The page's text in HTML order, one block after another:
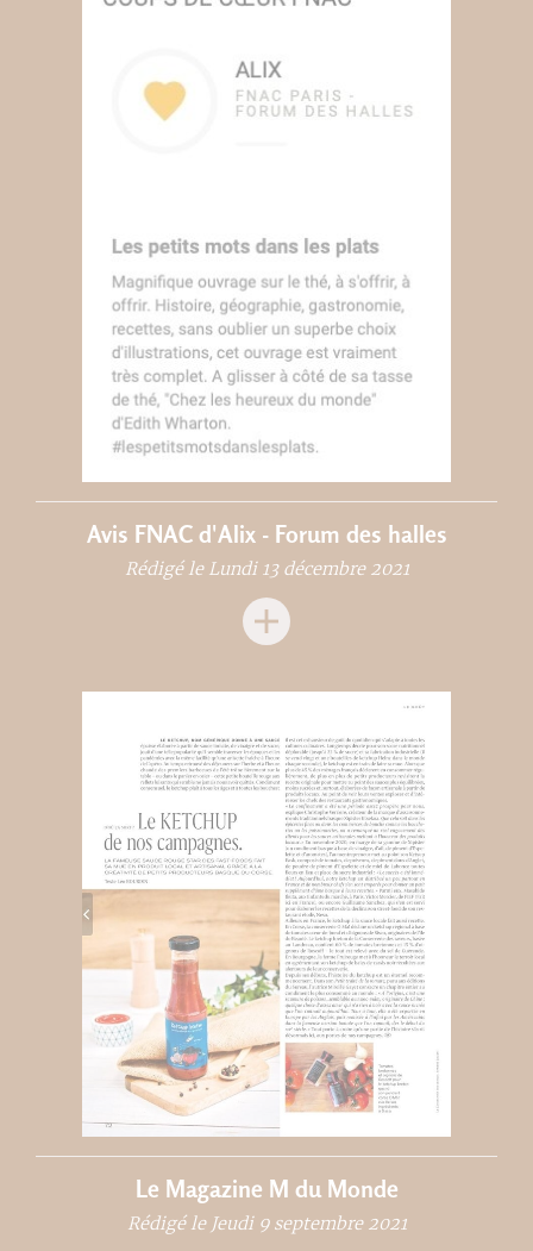
Avis FNAC d'Alix - Forum des halles
Rédigé le Lundi 13 décembre 2021
Le Magazine M du Monde
Rédigé le Jeudi 9 septembre 2021